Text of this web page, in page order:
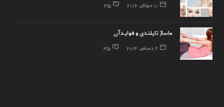
10 جولای, 2016 35
ماساژ تایلندی و فواید آن
2 دسامبر, 2014 35